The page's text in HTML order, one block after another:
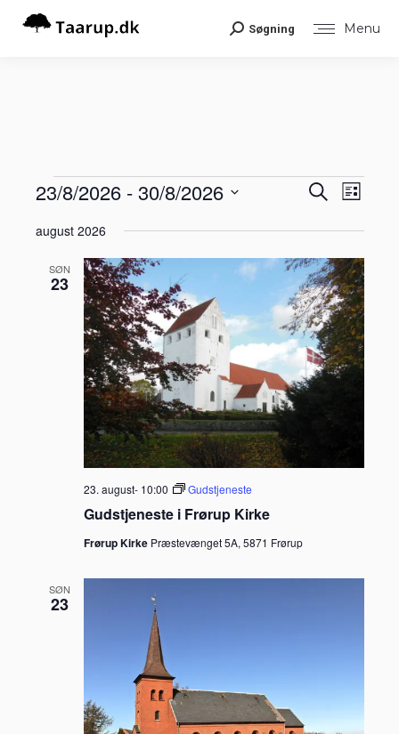
Menu
Search:
Søgning
Begivenheder
og
Søg
efter
Liste
23/8/2026 - 30/8/2026
august 2026
SØN
23
Gudstjeneste i Frørup Kirke
23. august- 10:00 Gudstjeneste
Frørup Kirke Præstevænget 5A, 5871 Frørup
SØN
23